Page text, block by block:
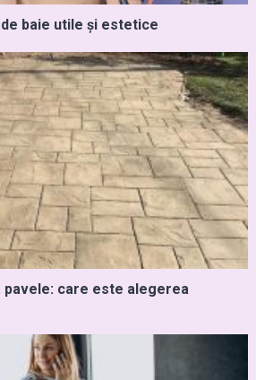
baie utile și estetice
pavele: care este alegerea